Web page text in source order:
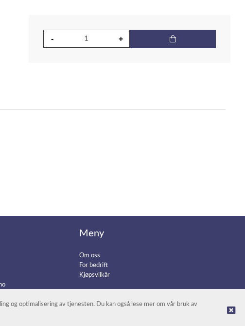
Meny
Om oss
For bedrift
Kjøpsvilkår
og optimalisering av tjenesten. Du kan også lese mer om vår bruk av